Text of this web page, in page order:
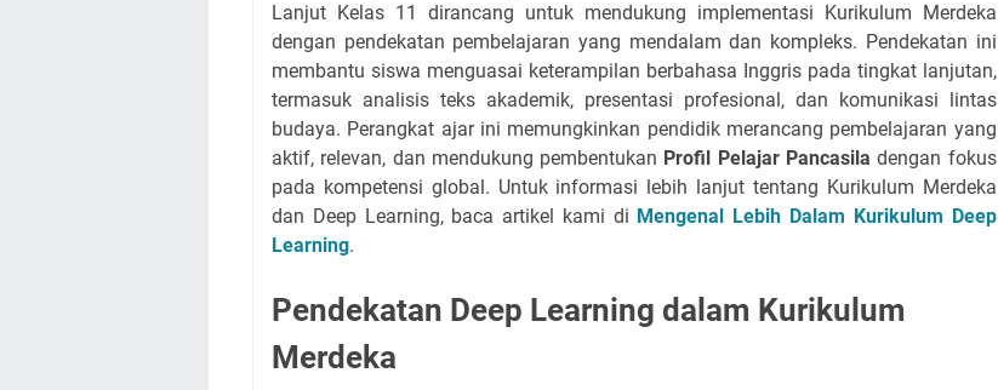
Lanjut Kelas 11 dirancang untuk mendukung implementasi Kurikulum Merdeka
dengan pendekatan pembelajaran yang mendalam dan kompleks. Pendekatan ini
membantu siswa menguasai keterampilan berbahasa Inggris pada tingkat lanjutan,
termasuk analisis teks akademik, presentasi profesional, dan komunikasi lintas
budaya. Perangkat ajar ini memungkinkan pendidik merancang pembelajaran yang
aktif, relevan, dan mendukung pembentukan Profil Pelajar Pancasila dengan fokus
pada kompetensi global. Untuk informasi lebih lanjut tentang Kurikulum Merdeka
dan Deep Learning, baca artikel kami di Mengenal Lebih Dalam Kurikulum Deep
Learning.
Pendekatan Deep Learning dalam Kurikulum
Merdeka